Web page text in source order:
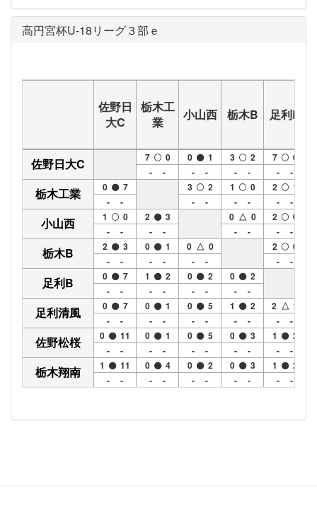
高円宮杯U-18リーグ３部ｅ
佐野日
大C
栃木工
業
小山西 栃木B 足利B
佐野日大C 7
0
- -
0
1
- -
3
2
- -
7
0
- -
栃木工業 0
7
- -
3
2
- -
1
0
- -
2
1
- -
小山西 1
0
- -
2
3
- -
0 △ 0
- -
2
0
- -
栃木B 2
3
- -
0
1
- -
0 △ 0
- -
2
0
- -
足利B 0
7
- -
1
2
- -
0
2
- -
0
2
- -
足利清風 0
7
- -
0
1
- -
0
5
- -
1
2
- -
2 △ 2
- -
佐野松桜 0
11
- -
0
1
- -
0
5
- -
0
3
- -
1
2
- -
栃木翔南 1
11
- -
0
4
- -
0
2
- -
0
3
- -
1
2
- -